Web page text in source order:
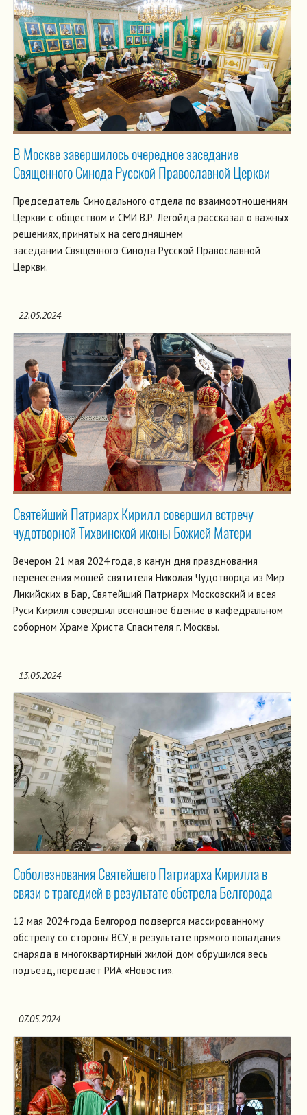
В Москве завершилось очередное заседание
Священного Синода Русской Православной Церкви
Председатель Синодального отдела по взаимоотношениям
Церкви с обществом и СМИ В.Р. Легойда рассказал о важных
решениях, принятых на сегодняшнем
заседании Священного Синода Русской Православной
Церкви.
22.05.2024
Святейший Патриарх Кирилл совершил встречу
чудотворной Тихвинской иконы Божией Матери
Вечером 21 мая 2024 года, в канун дня празднования
перенесения мощей святителя Николая Чудотворца из Мир
Ликийских в Бар, Святейший Патриарх Московский и всея
Руси Кирилл совершил всенощное бдение в кафедральном
соборном Храме Христа Спасителя г. Москвы.
13.05.2024
Соболезнования Святейшего Патриарха Кирилла в
связи с трагедией в результате обстрела Белгорода
12 мая 2024 года Белгород подвергся массированному
обстрелу со стороны ВСУ, в результате прямого попадания
снаряда в многоквартирный жилой дом обрушился весь
подъезд, передает РИА «Новости».
07.05.2024